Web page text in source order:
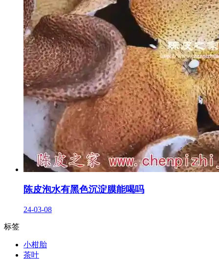
陈皮泡水有黑色沉淀膜能喝吗
24-03-08
标签
小柑胎
茶叶